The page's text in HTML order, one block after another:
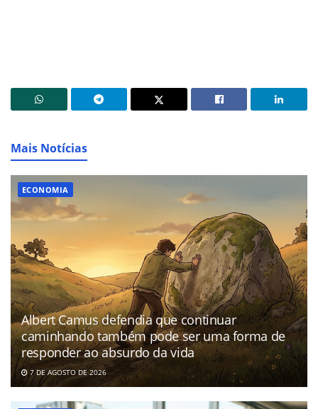
Mais Notícias
ECONOMIA
Albert Camus defendia que continuar
caminhando também pode ser uma forma de
responder ao absurdo da vida
7 DE AGOSTO DE 2026